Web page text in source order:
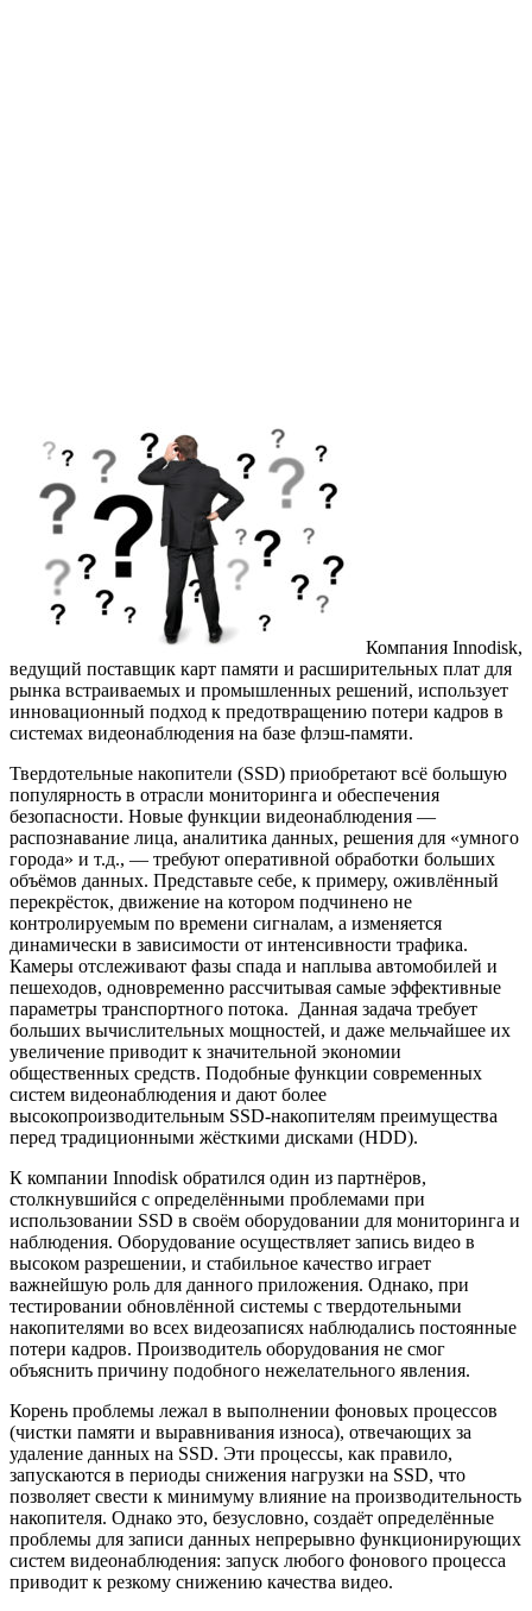
Компания Innodisk,
ведущий поставщик карт памяти и расширительных плат для
рынка встраиваемых и промышленных решений, использует
инновационный подход к предотвращению потери кадров в
системах видеонаблюдения на базе флэш-памяти.
Твердотельные накопители (SSD) приобретают всё большую
популярность в отрасли мониторинга и обеспечения
безопасности. Новые функции видеонаблюдения —
распознавание лица, аналитика данных, решения для «умного
города» и т.д., — требуют оперативной обработки больших
объёмов данных. Представьте себе, к примеру, оживлённый
перекрёсток, движение на котором подчинено не
контролируемым по времени сигналам, а изменяется
динамически в зависимости от интенсивности трафика.
Камеры отслеживают фазы спада и наплыва автомобилей и
пешеходов, одновременно рассчитывая самые эффективные
параметры транспортного потока. Данная задача требует
больших вычислительных мощностей, и даже мельчайшее их
увеличение приводит к значительной экономии
общественных средств. Подобные функции современных
систем видеонаблюдения и дают более
высокопроизводительным SSD-накопителям преимущества
перед традиционными жёсткими дисками (HDD).
К компании Innodisk обратился один из партнёров,
столкнувшийся с определёнными проблемами при
использовании SSD в своём оборудовании для мониторинга и
наблюдения. Оборудование осуществляет запись видео в
высоком разрешении, и стабильное качество играет
важнейшую роль для данного приложения. Однако, при
тестировании обновлённой системы с твердотельными
накопителями во всех видеозаписях наблюдались постоянные
потери кадров. Производитель оборудования не смог
объяснить причину подобного нежелательного явления.
Корень проблемы лежал в выполнении фоновых процессов
(чистки памяти и выравнивания износа), отвечающих за
удаление данных на SSD. Эти процессы, как правило,
запускаются в периоды снижения нагрузки на SSD, что
позволяет свести к минимуму влияние на производительность
накопителя. Однако это, безусловно, создаёт определённые
проблемы для записи данных непрерывно функционирующих
систем видеонаблюдения: запуск любого фонового процесса
приводит к резкому снижению качества видео.